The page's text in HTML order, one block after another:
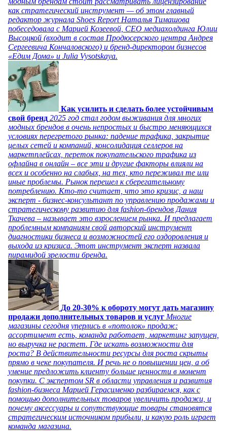
как стратегический инструмент — об этом главный
редактор журнала Shoes Report Наталья Тимашова
побеседовала с Марией Козеевой, СЕО медиахолдинга Юлии
Высоцкой (входит в состав Продюсерского центра Андрея
Сергеевича Кончаловского) и бренд-директором бизнесов
«Едим Дома» и Julia Vysotskaya.
Как усилить и сделать более устойчивым
свой бренд 2025 год стал годом выживания для многих
модных брендов в очень непростых и быстро меняющихся
условиях перегретого рынка: падение трафика, закрытие
целых сетей и компаний, консолидация селлеров на
маркетплейсах, переток покупательского трафика из
офлайна в онлайн – все эти и другие факторы влияли на
всех и особенно на слабых, на тех, кто переживал те или
иные проблемы. Рынок перешел к сберегательному
потреблению. Кто-то считает, что это кризис, а наш
эксперт - бизнес-консультант по управлению продажами и
стратегическому развитию для fashion-брендов Дания
Ткачева – называет это взрослением рынка. И предлагает
проблемным компаниям свой авторский инструмент
диагностики бизнеса и возможностей его оздоровления и
выхода из кризиса. Этот инструмент эксперт назвала
пирамидой зрелости бренда.
До 20-30% к обороту могут дать магазину
продажи дополнительных товаров и услуг Многие
магазины сегодня уперлись в «потолок» продаж:
ассортимент есть, команда работает, маркетинг запущен,
но выручка не растет. Где искать возможности для
роста? В действительности ресурсы для роста скрыты
прямо в чеке покупателя. И речь не о повышении цен, а об
умение предложить клиенту больше ценности в момент
покупки. С экспертом SR в области управления и развития
fashion-бизнеса Марией Герасименко разбираемся, как с
помощью дополнительных товаров увеличить продажи, и
почему аксессуары и сопутствующие товары становятся
стратегическим источником прибыли, и какую роль играет
команда магазина.